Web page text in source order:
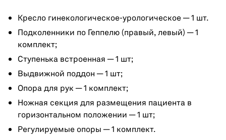
Кресло гинекологическое-урологическое — 1 шт.
Подколенники по Геппелю (правый, левый) — 1
комплект;
Ступенька встроенная — 1 шт;
Выдвижной поддон — 1 шт;
Опора для рук — 1 комплект;
Ножная секция для размещения пациента в
горизонтальном положении — 1 шт;
Регулируемые опоры — 1 комплект.